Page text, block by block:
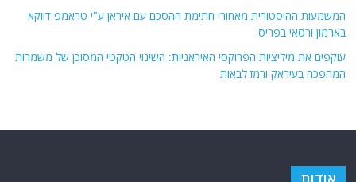
המשמעות ההיסטורית מאחורי חתימת ההסכם עם איראן ע"י טראמפ דווקא
בארמון ורסאי בפריס
עוקפים את מיליציות הפרוקסי האיראניות: השינוי הטקטי המסוכן של משמרות
המהפכה בעיראק ורמז לבאות